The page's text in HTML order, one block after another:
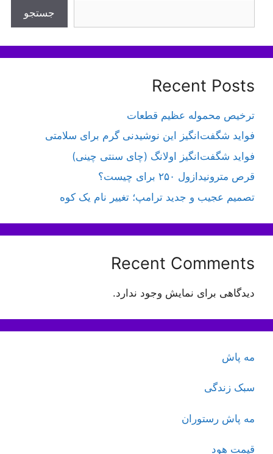
جستجو
Recent Posts
ترخیص محموله عظیم قطعات
فواید شگفت‌انگیز این نوشیدنی گرم برای سلامتی
فواید شگفت‌انگیز اولانگ (چای سنتی چینی)
قرص مترونیدازول ۲۵۰ برای چیست؟
تصمیم عجیب و جدید ترامپ؛ تغییر نام یک کوه
Recent Comments
دیدگاهی برای نمایش وجود ندارد.
مه پاش
سبک زندگی
مه پاش رستوران
قیمت هود